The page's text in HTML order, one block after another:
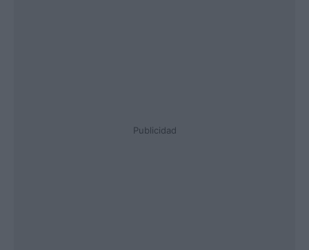
Publicidad